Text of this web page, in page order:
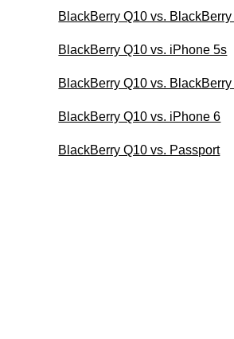
BlackBerry Q10 vs.
BlackBerry Q10 vs. iPhone 5s
BlackBerry Q10 vs.
BlackBerry Q10 vs. iPhone 6
BlackBerry Q10 vs. Passport